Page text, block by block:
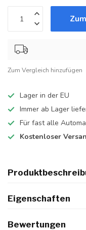
Zum Vergleich hinzufügen
Lager in der EU
Immer ab Lager
Für fast alle
Kostenloser
Eigenschaften
Bewertungen